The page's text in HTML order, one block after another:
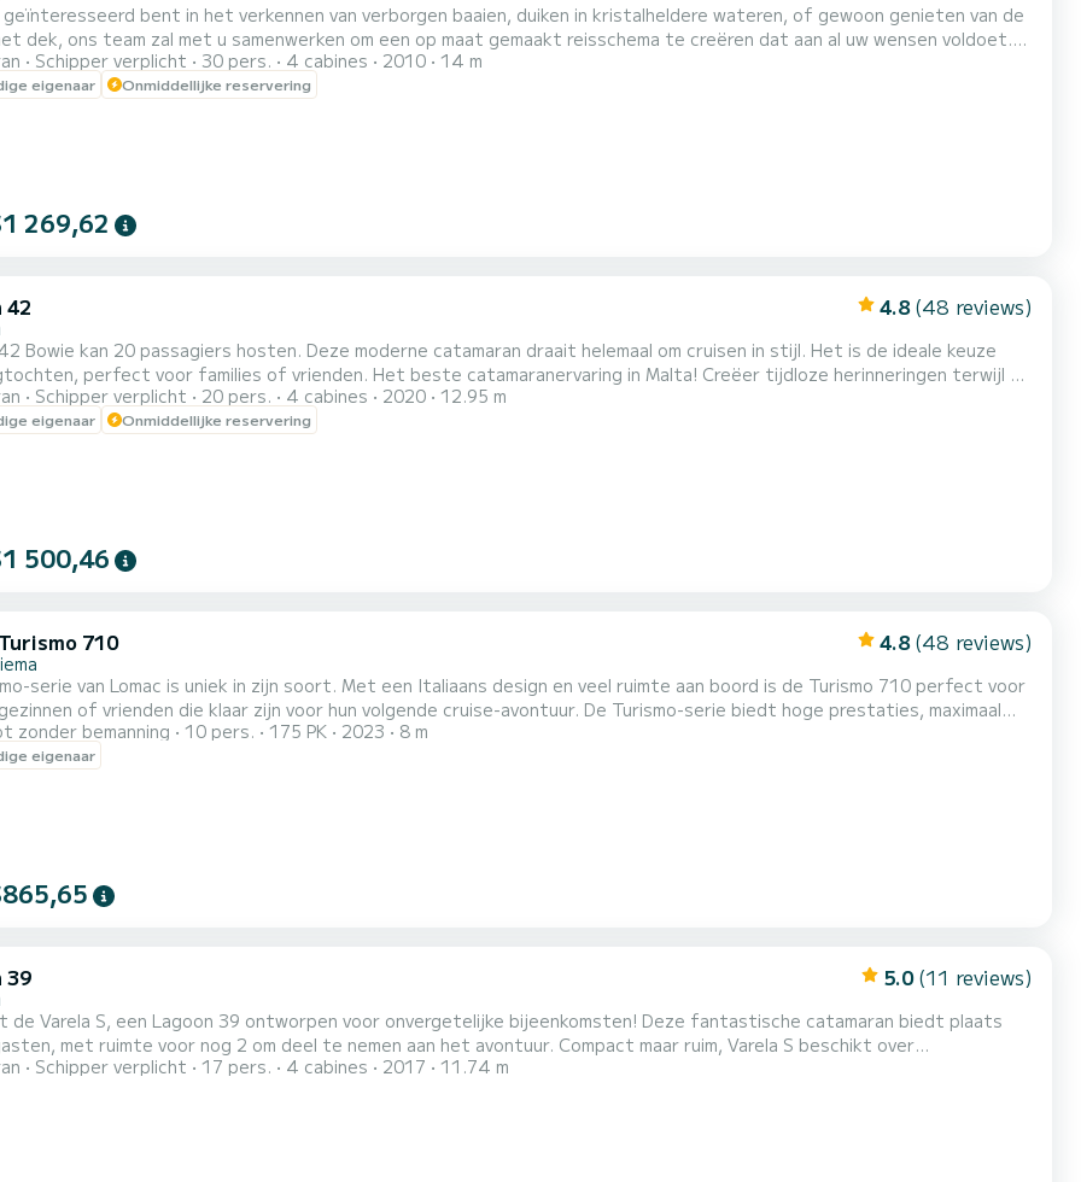
bent in het verkennen van verborgen baaien, duiken in kristalheldere wateren, of gewoon genieten van de
dek, ons team zal met u samenwerken om een op maat gemaakt reisschema te creëren dat aan al uw wensen voldoet.
om u een uitzonderlijke en gepersonaliseerde ervaring te bieden die u voor altijd zult koesteren. Huur deze prachtige
Lagoon 450 Catamaran in Malta! Deze ruime catamaran is volledig uitgerust en biedt plaats aan 30 personen aan boord (s...
Schipper verplicht 30 pers. 4 cabines 2010 14 m
eigenaar Onmiddellijke reservering
269,62
42 4.8 (48 reviews)
Bowie kan 20 passagiers hosten. Deze moderne catamaran draait helemaal om cruisen in stijl. Het is de ideale keuze
perfect voor families of vrienden. Het beste catamaranervaring in Malta! Creëer tijdloze herinneringen terwijl u
bestemmingen ervaart met degenen van wie u houdt. Deze Lagoon 42 zeilcatamaran is ontworpen met opmerkelijke
en uitstekende niveaus van comfort en prestaties, zodat u alle geneugten van een premium cruisend levensstijl k...
Schipper verplicht 20 pers. 4 cabines 2020 12.95 m
eigenaar Onmiddellijke reservering
500,46
710 4.8 (48 reviews)
serie van Lomac is uniek in zijn soort. Met een Italiaans design en veel ruimte aan boord is de Turismo 710 perfect voor
of vrienden die klaar zijn voor hun volgende cruise-avontuur. De Turismo-serie biedt hoge prestaties, maximaal
op een veelzijdige en gemakkelijk te hanteren rib, zonder zorgen, behalve over
anker gaat. De Lomac 710 biedt perfecte weerstand en sportiviteit zonder de esthetiek en het c...
zonder bemanning 10 pers. 175 PK 2023 8 m
eigenaar
39 5.0 (11 reviews)
de Varela S, een Lagoon 39 ontworpen voor onvergetelijke bijeenkomsten! Deze fantastische catamaran biedt plaats
met ruimte voor nog 2 om deel te nemen aan het avontuur. Compact maar ruim, Varela S beschikt over
zitgedeeltes en moderne voorzieningen voor een dag op zee. Duik in kristalhelder water, maak prachtige foto's, of
Schipper verplicht 17 pers. 4 cabines 2017 11.74 m